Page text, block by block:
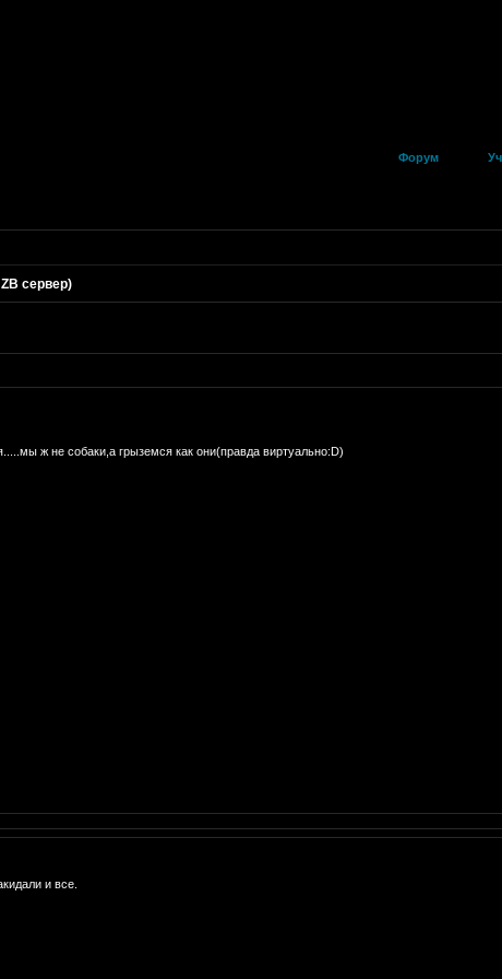
Форум
ZB сервер)
ж не собаки,а грыземся как они(правда виртуально:D)
и все.